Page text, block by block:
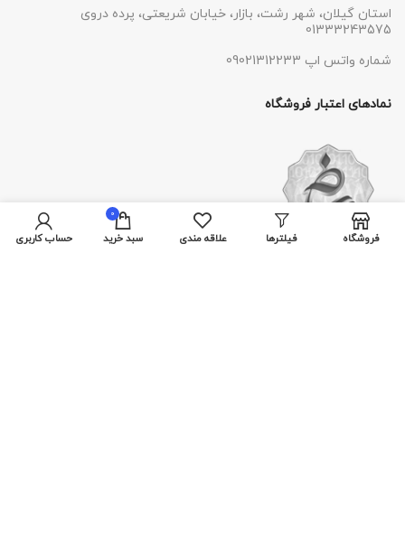
استان گیلان، شهر رشت، بازار، خیابان شریعتی، پرده دروی
01333243575
شماره واتس اپ 09021312233
نمادهای اعتبار فروشگاه
فروشگاه فیلترها علاقه مندی
0
سبد خرید حساب کاربری